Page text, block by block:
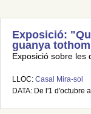
Exposició:
guanya
Exposició sobre les
LLOC: Casal Mira-sol
DATA: De l'1 d'octubre